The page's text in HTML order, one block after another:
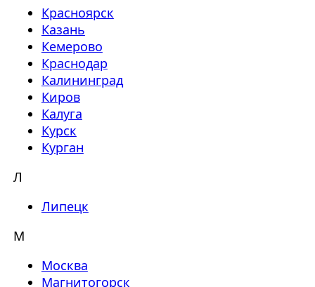
Красноярск
Казань
Кемерово
Краснодар
Калининград
Киров
Калуга
Курск
Курган
Л
Липецк
М
Москва
Магнитогорск